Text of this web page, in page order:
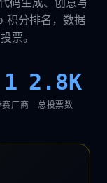
积分排名，数据
票。
1
赛厂商
2.8K
总投票数